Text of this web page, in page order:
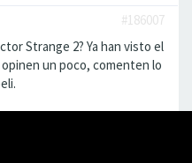
#186007
Strange 2? Ya han visto el
un poco, comenten lo